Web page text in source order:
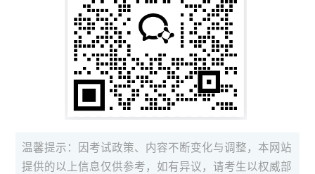
温馨提示：因考试政策、内容不断变化与调整，本网站
提供的以上信息仅供参考，如有异议，请考生以权威部